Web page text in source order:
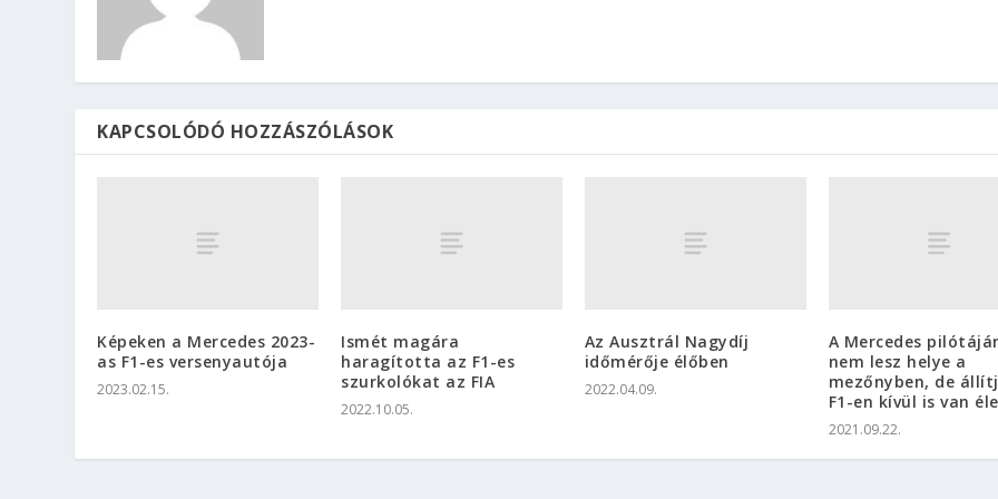
KAPCSOLÓDÓ HOZZÁSZÓLÁSOK
Képeken a Mercedes 2023-
as F1-es versenyautója
2023.02.15.
Ismét magára
haragította az F1-es
szurkolókat az FIA
2022.10.05.
Az Ausztrál Nagydíj
időmérője élőben
2022.04.09.
A Mercedes
nem lesz helye a
mezőnyben, de
F1-en kívül is van
2021.09.22.